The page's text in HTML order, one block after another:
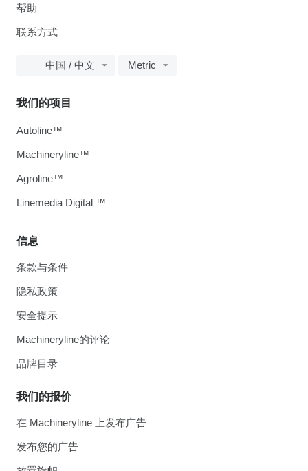
帮助
联系方式
中国 / 中文 Metric
信息
条款与条件
隐私政策
安全提示
Machineryline的评论
品牌目录
我们的报价
在 Machineryline 上发布广告
发布您的广告
我们的项目
Autoline™
Machineryline™
Agroline™
Linemedia Digital ™